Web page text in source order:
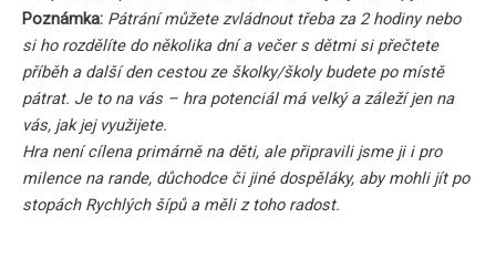
Poznámka: Pátrání můžete zvládnout třeba za 2 hodiny nebo
si ho rozdělíte do několika dní a večer s dětmi si přečtete
příběh a další den cestou ze školky/školy budete po místě
pátrat. Je to na vás – hra potenciál má velký a záleží jen na
vás, jak jej využijete.
Hra není cílena primárně na děti, ale připravili jsme ji i pro
milence na rande, důchodce či jiné dospěláky, aby mohli jít po
stopách Rychlých šípů a měli z toho radost.